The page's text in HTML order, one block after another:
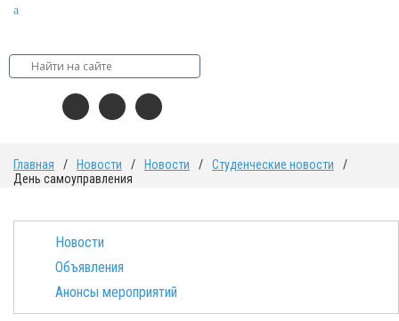
Главная / Новости / Новости / Студенческие новости
/
День самоуправления
Новости
Объявления
Анонсы мероприятий